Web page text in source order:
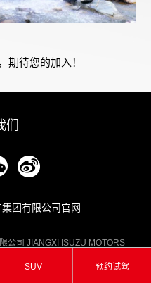
期待您的加入！
SUV 预约试驾
们
团有限公司官网
公司 JIANGXI ISUZU MOTORS